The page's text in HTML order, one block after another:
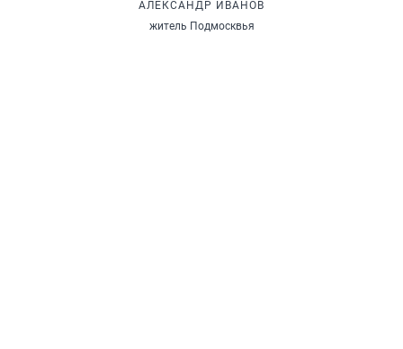
АЛЕКСАНДР ИВАНОВ
житель Подмосквья